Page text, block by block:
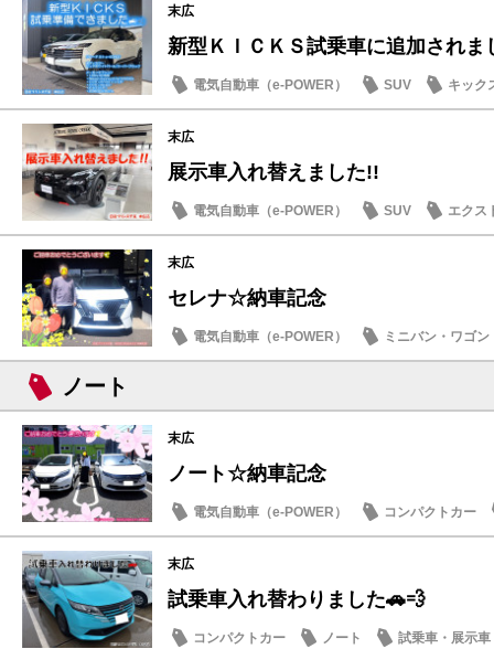
末広
新型ＫＩＣＫＳ試乗車に追加されま
電気自動車（e-POWER） SUV
キック
日産のお店
末広
展示車入れ替えました!!
電気自動車（e-POWER） SUV
エクス
日産のお店
末広
セレナ☆納車記念
電気自動車（e-POWER）
ミニバン・ワゴン
納車式
ノート
末広
ノート☆納車記念
電気自動車（e-POWER）
コンパクトカー
納車式
末広
試乗車入れ替わりました🚗💨
コンパクトカー ノート 試乗車・展示車